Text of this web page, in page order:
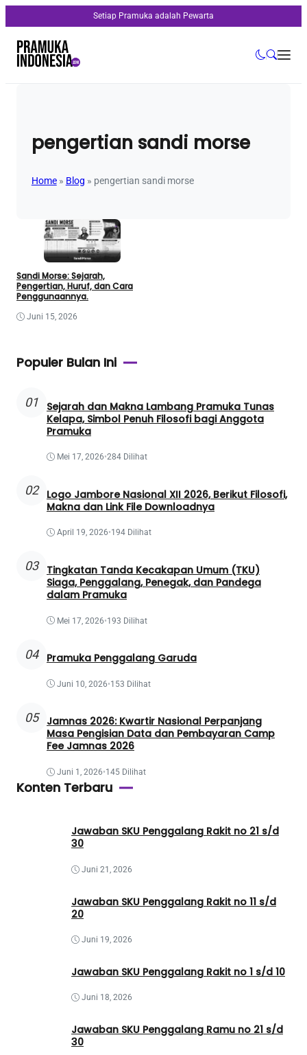
Setiap Pramuka adalah Pewarta
pengertian sandi morse
Home» Blog » pengertian sandi morse
Sandi Morse: Sejarah,
Pengertian, Huruf, dan Cara
Penggunaannya.
Juni 15, 2026
Populer Bulan Ini
01
Sejarah dan Makna Lambang Pramuka Tunas
Kelapa, Simbol Penuh Filosofi bagi Anggota
Pramuka
Mei 17, 2026•284 Dilihat
02
Logo Jambore Nasional XII 2026, Berikut Filosofi,
Makna dan Link File Downloadnya
April 19, 2026•194 Dilihat
03
Tingkatan Tanda Kecakapan Umum (TKU)
Siaga, Penggalang, Penegak, dan Pandega
dalam Pramuka
Mei 17, 2026•193 Dilihat
04 Pramuka Penggalang Garuda
Juni 10, 2026•153 Dilihat
05
Jamnas 2026: Kwartir Nasional Perpanjang
Masa Pengisian Data dan Pembayaran Camp
Fee Jamnas 2026
Juni 1, 2026•145 Dilihat
Konten Terbaru
Jawaban SKU Penggalang Rakit no 21 s/d
30
Juni 21, 2026
Jawaban SKU Penggalang Rakit no 11 s/d
20
Juni 19, 2026
Jawaban SKU Penggalang Rakit no 1 s/d 10
Juni 18, 2026
Jawaban SKU Penggalang Ramu no 21 s/d
30